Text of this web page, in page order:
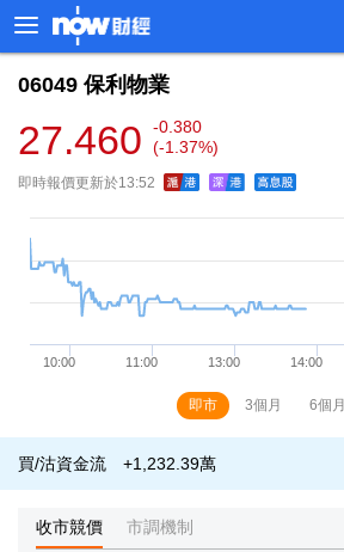
06049 保利物業
27.460
-0.380
(-1.37%)
即時報價更新於13:52
即市 3個月 6個月
買/沽資金流 +1,232.39萬
收市競價 市調機制